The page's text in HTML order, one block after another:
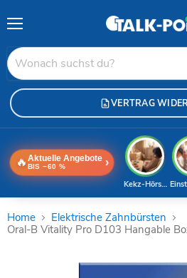
VERTRAG
🔥 Aktuelle Angebote
BIS −60 % ›
Kekz-Hörspiele
Home
Elektrische Zahnbürsten
Oral-B Vitality Pro D103 Hangable